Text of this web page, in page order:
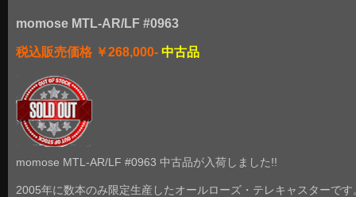
momose MTL-AR/LF #0963
税込販売価格 ￥268,000- 中古品
momose MTL-AR/LF #0963 中古品が入荷しました!!
2005年に数本のみ限定生産したオールローズ・テレキャスターです